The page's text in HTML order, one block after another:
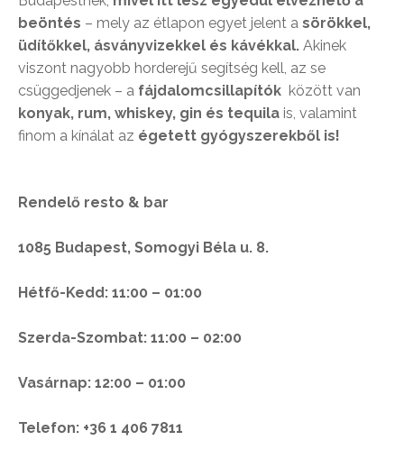
beöntés – mely az étlapon egyet jelent a sörökkel,
üdítőkkel, ásványvizekkel és kávékkal. Akinek
viszont nagyobb horderejű segítség kell, az se
csüggedjenek – a fájdalomcsillapítók között van
konyak, rum, whiskey, gin és tequila is, valamint
finom a kínálat az égetett gyógyszerekből is!
Rendelő resto & bar
1085 Budapest, Somogyi Béla u. 8.
Hétfő-Kedd: 11:00 – 01:00
Szerda-Szombat: 11:00 – 02:00
Vasárnap: 12:00 – 01:00
Telefon: +36 1 406 7811